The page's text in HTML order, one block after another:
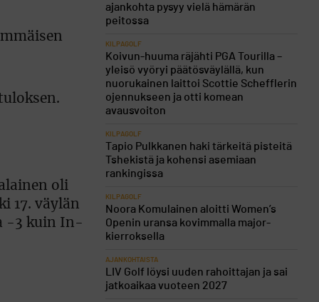
oli
17. väylän
-3 kuin In-
ajankohta pysyy vielä hämärän
peitossa
KILPAGOLF
Koivun-huuma räjähti PGA Tourilla –
yleisö vyöryi päätösväylällä, kun
nuorukainen laittoi Scottie Schefflerin
ojennukseen ja otti komean
avausvoiton
KILPAGOLF
Tapio Pulkkanen haki tärkeitä pisteitä
Tshekistä ja kohensi asemiaan
rankingissa
KILPAGOLF
Noora Komulainen aloitti Women’s
Openin uransa kovimmalla major-
kierroksella
AJANKOHTAISTA
LIV Golf löysi uuden rahoittajan ja sai
jatkoaikaa vuoteen 2027